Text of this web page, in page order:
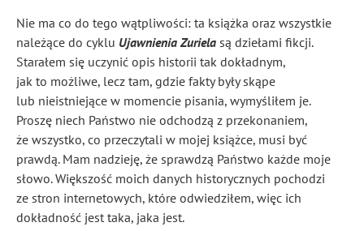
Nie ma co do tego wątpliwości: ta książka oraz wszystkie
należące do cyklu Ujawnienia Zuriela są dziełami fikcji.
Starałem się uczynić opis historii tak dokładnym,
jak to możliwe, lecz tam, gdzie fakty były skąpe
lub nieistniejące w momencie pisania, wymyśliłem je.
Proszę niech Państwo nie odchodzą z przekonaniem,
że wszystko, co przeczytali w mojej książce, musi być
prawdą. Mam nadzieję, że sprawdzą Państwo każde moje
słowo. Większość moich danych historycznych pochodzi
ze stron internetowych, które odwiedziłem, więc ich
dokładność jest taka, jaka jest.